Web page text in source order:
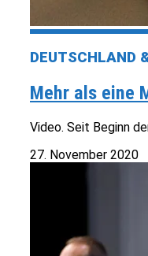
DEUTSCHLAND
Mehr als eine
Video. Seit Beginn
27. November 2020